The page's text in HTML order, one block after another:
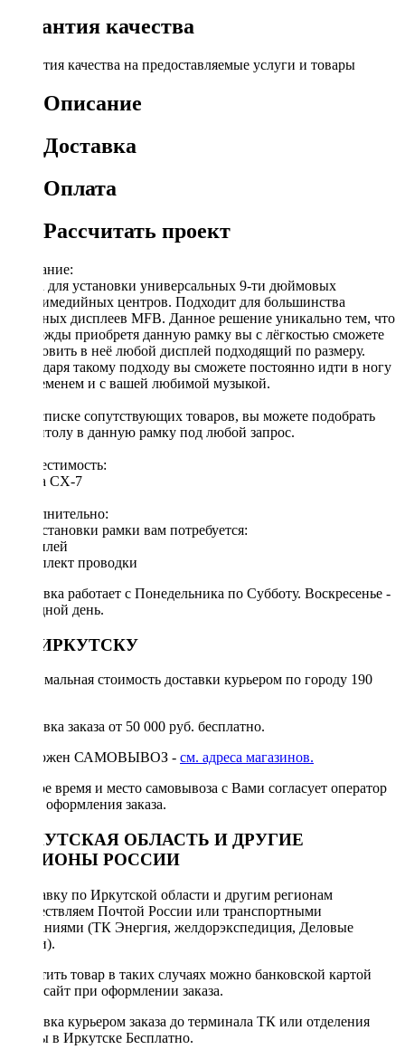
Гарантия качества
Гарантия качества на предоставляемые услуги и товары
Описание
Доставка
Оплата
Рассчитать проект
Описание:
Рамка для установки универсальных 9-ти дюймовых
мультимедийных центров. Подходит для большинства
овальных дисплеев MFB. Данное решение уникально тем, что
единожды приобретя данную рамку вы с лёгкостью сможете
установить в неё любой дисплей подходящий по размеру.
Благодаря такому подходу вы сможете постоянно идти в ногу
со временем и с вашей любимой музыкой.
[!] В списке сопутствующих товаров, вы можете подобрать
магнитолу в данную рамку под любой запрос.
Совместимость:
Mazda CX-7
Дополнительно:
Для установки рамки вам потребуется:
◦ дисплей
◦ комплект проводки
Доставка работает с Понедельника по Субботу. Воскресенье -
выходной день.
ПО ИРКУТСКУ
Минимальная стоимость доставки курьером по городу 190
Доставка заказа от 50 000 руб. бесплатно.
Возможен САМОВЫВОЗ - см. адреса магазинов.
Точное время и место самовывоза с Вами согласует оператор
после оформления заказа.
ИРКУТСКАЯ ОБЛАСТЬ И ДРУГИЕ
РЕГИОНЫ РОССИИ
Отправку по Иркутской области и другим регионам
осуществляем Почтой России или транспортными
компаниями (ТК Энергия, желдорэкспедиция, Деловые
линии).
Оплатить товар в таких случаях можно банковской картой
через сайт при оформлении заказа.
Доставка курьером заказа до терминала ТК или отделения
Почты в Иркутске Бесплатно.